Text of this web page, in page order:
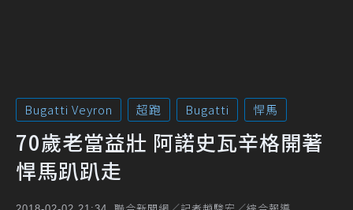
Bugatti Veyron 超跑 Bugatti 悍馬
70歲老當益壯 阿諾史瓦辛格開著
悍馬趴趴走